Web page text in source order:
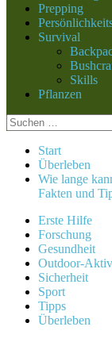
Prepping
Survival
Skills
Pflanzen
Suchen
nach:
Start
Überleben
Wie lange
Fakten und
Erste Hilfe
Forschung
Gesundheit
Outdoor-
Sicherheit
Sport
Tipps
Überleben